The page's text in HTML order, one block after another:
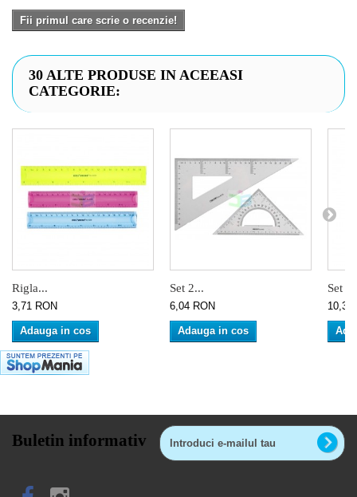
Fii primul care scrie o recenzie!
30 ALTE PRODUSE IN ACEEASI
CATEGORIE:
Rigla...
3,71 RON
Adauga in cos
Set 2...
6,04 RON
Adauga in cos
Set
10,36
Buletin informativ